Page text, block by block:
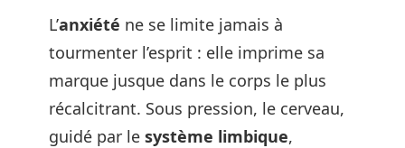
L’anxiété ne se limite jamais à
tourmenter l’esprit : elle imprime sa
marque jusque dans le corps le plus
récalcitrant. Sous pression, le cerveau,
guidé par le système limbique,